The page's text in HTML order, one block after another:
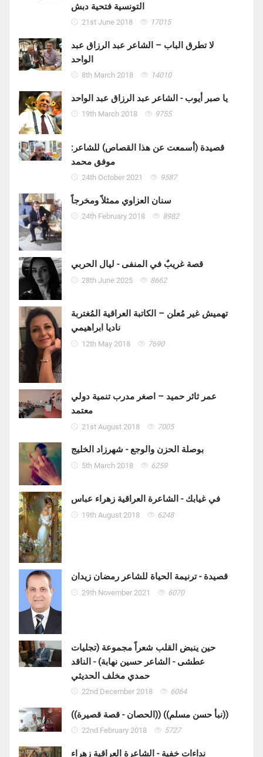
التونسية فتحية دبش
21st June 2018 17015
لا تطرق الباب – الشاعر عبد الرزاق عبد
الواحد
8th March 2018 14010
يا صبر أيوب - الشاعر عبد الرزاق عبد الواحد
19th March 2018 9755
قصيدة (أسمعت عن هذا القصاص) للشاعر:
موفق محمد
24th October 2021 9587
سنان العزاوي ممثلاً ومخرجاً
24th February 2018 8982
قصة غريبٌ في المنفى - ليال الحربي
28th June 2025 8662
تهميش غير مُعلن – الكاتبة العراقية المُغتربة
ناديا ابراهيمي
12th May 2018 7690
عمر ثائر حميد – اصغر مدرب تنمية دولي
معتمد
21st August 2018 7005
بوصلة الحزن والوجع - شهرزاد الخليج
5th March 2018 6259
في غيابك - الشاعرة العراقية زهراء عباس
19th August 2018 6248
قصيدة - ترنيمة الحياة للشاعر رمضان زيدان
29th November 2021 6070
حين ينبض القلب شعراً مجموعة (تجليات
عطشى - الشاعر حسين نهابة) - الناقد
حمدي مخلف الحديثي
22nd December 2018 6064
((الحصان - قصة قصيرة)) ((نبأ حسن مسلم))
22nd February 2018 5727
نداءات خفية - الشاعرة العراقية زهراء